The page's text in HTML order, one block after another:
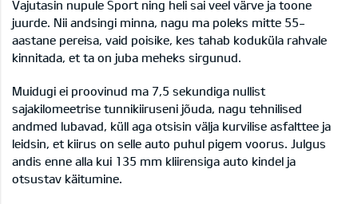
Vajutasin nupule Sport ning heli sai veel värve ja toone
juurde. Nii andsingi minna, nagu ma poleks mitte 55-
aastane pereisa, vaid poisike, kes tahab koduküla rahvale
kinnitada, et ta on juba meheks sirgunud.
Muidugi ei proovinud ma 7,5 sekundiga nullist
sajakilomeetrise tunnikiiruseni jõuda, nagu tehnilised
andmed lubavad, küll aga otsisin välja kurvilise asfalttee ja
leidsin, et kiirus on selle auto puhul pigem voorus. Julgus
andis enne alla kui 135 mm kliirensiga auto kindel ja
otsustav käitumine.